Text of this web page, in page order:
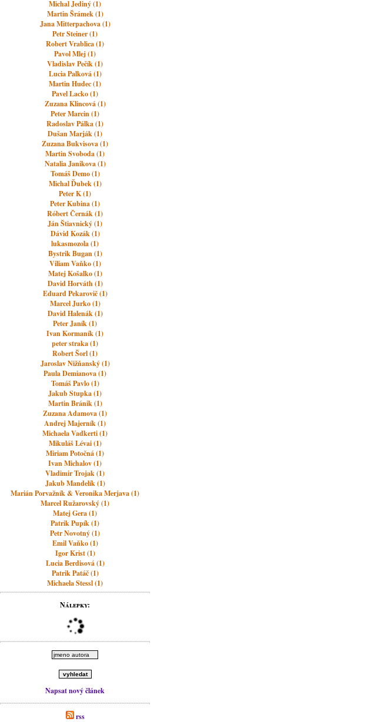
Michal Jediný (1)
Martin Šrámek (1)
Jana Mitterpachova (1)
Petr Steiner (1)
Robert Vrablica (1)
Pavol Mlej (1)
Vladislav Pečík (1)
Lucia Palková (1)
Martin Hudec (1)
Pavel Lacko (1)
Zuzana Klincová (1)
Peter Marcin (1)
Radoslav Pálka (1)
Dušan Marják (1)
Zuzana Bukvisova (1)
Martin Svoboda (1)
Natalia Janikova (1)
Tomáš Demo (1)
Michal Ďubek (1)
Peter K (1)
Peter Kubina (1)
Róbert Černák (1)
Ján Štiavnický (1)
Dávid Kozák (1)
lukasmozola (1)
Bystrik Bugan (1)
Viliam Vaňko (1)
Matej Košalko (1)
David Horváth (1)
Eduard Pekarovič (1)
Marcel Jurko (1)
David Halenák (1)
Peter Janík (1)
Ivan Kormaník (1)
peter straka (1)
Robert Šorl (1)
Jaroslav Nižňanský (1)
Paula Demianova (1)
Tomáš Pavlo (1)
Jakub Stupka (1)
Martin Bránik (1)
Zuzana Adamova (1)
Andrej Majerník (1)
Michaela Vadkerti (1)
Mikuláš Lévai (1)
Miriam Potočná (1)
Ivan Michalov (1)
Vladimir Trojak (1)
Jakub Mandelík (1)
Marián Porvažník & Veronika Merjava (1)
Marcel Ružarovský (1)
Matej Gera (1)
Patrik Pupík (1)
Petr Novotný (1)
Emil Vaňko (1)
Igor Krist (1)
Lucia Berdisová (1)
Patrik Patáč (1)
Michaela Stessl (1)
Nálepky:
Napsat nový článek
rss